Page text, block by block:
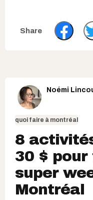
Noémi
quoi faire à montréal
8
30 $
super
Montréal